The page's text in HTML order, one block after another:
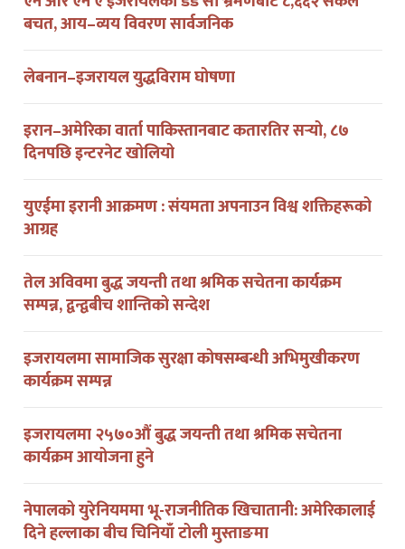
बचत, आय–व्यय विवरण सार्वजनिक
लेबनान–इजरायल युद्धविराम घोषणा
इरान–अमेरिका वार्ता पाकिस्तानबाट कतारतिर सर्‍यो, ८७
दिनपछि इन्टरनेट खोलियो
युएईमा इरानी आक्रमण : संयमता अपनाउन विश्व शक्तिहरूको
आग्रह
तेल अविवमा बुद्ध जयन्ती तथा श्रमिक सचेतना कार्यक्रम
सम्पन्न, द्वन्द्वबीच शान्तिको सन्देश
इजरायलमा सामाजिक सुरक्षा कोषसम्बन्धी अभिमुखीकरण
कार्यक्रम सम्पन्न
इजरायलमा २५७०औं बुद्ध जयन्ती तथा श्रमिक सचेतना
कार्यक्रम आयोजना हुने
नेपालको युरेनियममा भू-राजनीतिक खिचातानी: अमेरिकालाई
दिने हल्लाका बीच चिनियाँ टोली मुस्ताङमा